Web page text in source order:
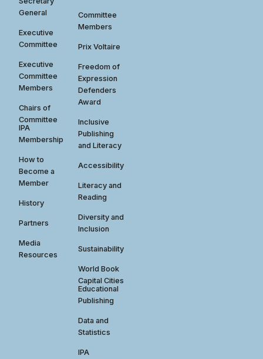
General
Executive
Committee
Executive
Committee
Members
Chairs of
Committee
IPA
Membership
How to
Become a
Member
History
Partners
Media
Resources
Committee
Members
Prix Voltaire
Freedom of
Expression
Defenders
Award
Inclusive
Publishing
and Literacy
Accessibility
Literacy and
Reading
Diversity and
Inclusion
Sustainability
World Book
Capital Cities
Educational
Publishing
Data and
Statistics
IPA